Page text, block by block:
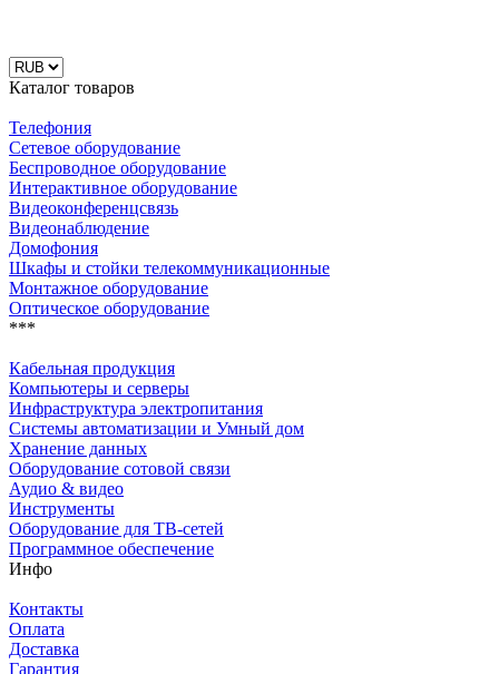
Каталог товаров
Телефония
Сетевое оборудование
Беспроводное оборудование
Интерактивное оборудование
Видеоконференцсвязь
Видеонаблюдение
Домофония
Шкафы и стойки телекоммуникационные
Монтажное оборудование
Оптическое оборудование
***
Кабельная продукция
Компьютеры и серверы
Инфраструктура электропитания
Системы автоматизации и Умный дом
Хранение данных
Оборудование сотовой связи
Аудио & видео
Инструменты
Оборудование для ТВ-сетей
Программное обеспечение
Инфо
Контакты
Оплата
Доставка
Гарантия